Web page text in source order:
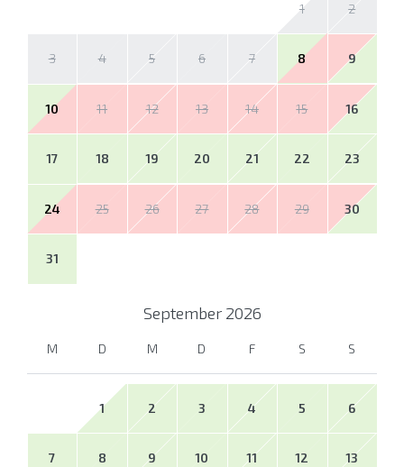
1 2
3 4 5 6 7 8 9
10 11 12 13 14 15 16
17 18 19 20 21 22 23
24 25 26 27 28 29 30
31
September 2026
M D M D F S S
1 2 3 4 5 6
7 8 9 10 11 12 13